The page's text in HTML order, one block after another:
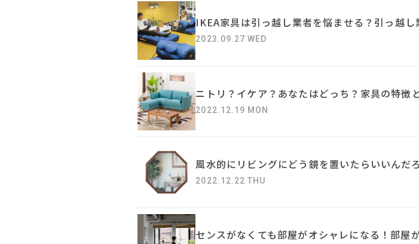
IKEA家具は引っ越し業者を悩ませる？引っ越
2023.09.27 WED
ニトリ？イケア？あなたはどっち？家具の特徴
2022.12.19 MON
風水的にリビングにどう鏡を置いたらいいんだ
2022.12.22 THU
センスがなくても部屋がオシャレになる！部屋